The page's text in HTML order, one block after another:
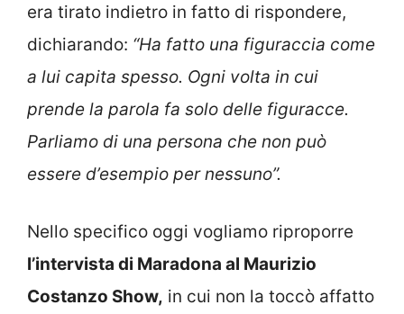
era tirato indietro in fatto di rispondere,
dichiarando: “Ha fatto una figuraccia come
a lui capita spesso. Ogni volta in cui
prende la parola fa solo delle figuracce.
Parliamo di una persona che non può
essere d’esempio per nessuno”.
Nello specifico oggi vogliamo riproporre
l’intervista di Maradona al Maurizio
Costanzo Show, in cui non la toccò affatto